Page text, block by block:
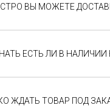
ВЫ МОЖЕТЕ
ЕСТЬ ЛИ В
ЖДАТЬ ТОВАР ПОД